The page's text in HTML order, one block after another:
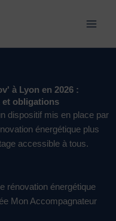
à Lyon en 2026 :
et obligations
dispositif mis en place par
énergétique plus
accessible à tous.
rénovation énergétique
Mon Accompagnateur